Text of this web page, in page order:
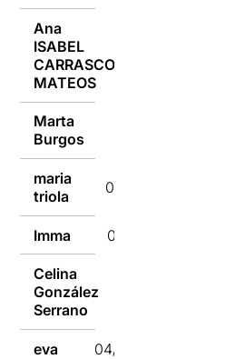
Ana
ISABEL
CARRASCO
MATEOS
Marta
Burgos
maria
triola
04/04/2022
Imma 04/04/2022
Celina
González
Serrano
eva 04/04/2022